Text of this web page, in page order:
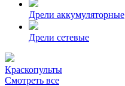
Дрели аккумуляторные
Дрели сетевые
Краскопульты
Смотреть все